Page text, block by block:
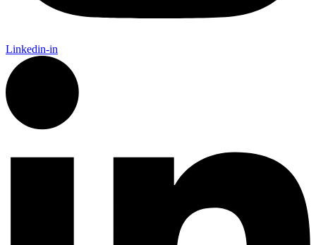
Linkedin-in